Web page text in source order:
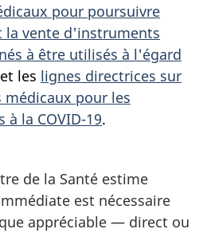
pour poursuivre
vente d'instruments
à être utilisés à l'égard
et les lignes directrices sur
pour les
la COVID-19.
de la Santé estime
est nécessaire
appréciable — direct ou